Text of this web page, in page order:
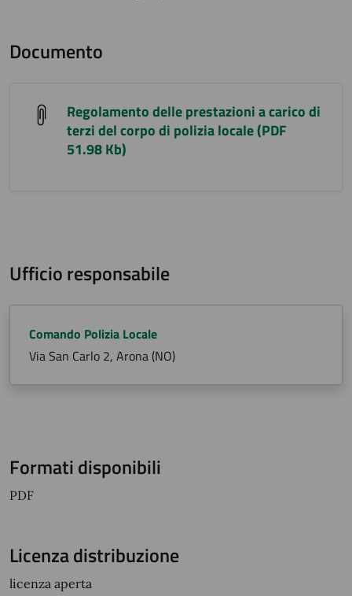
Documento
Regolamento delle prestazioni a carico di
terzi del corpo di polizia locale (PDF
51.98 Kb)
Ufficio responsabile
Comando Polizia Locale
Via San Carlo 2, Arona (NO)
Formati disponibili
PDF
Licenza distribuzione
licenza aperta